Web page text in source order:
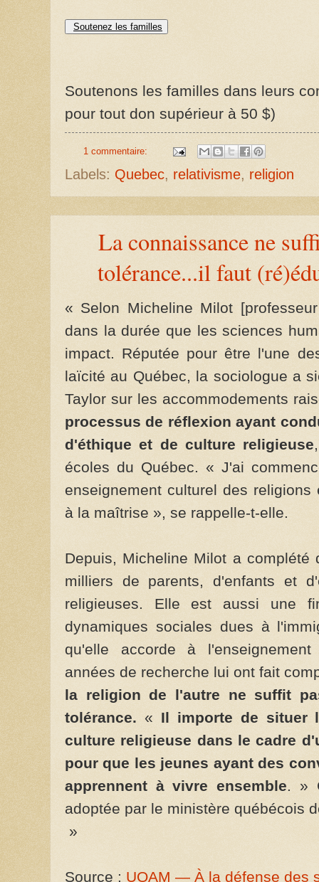
Soutenez les familles
Soutenons les familles dans leurs
pour tout don supérieur à 50 $)
1 commentaire:
Labels: Quebec, relativisme, religion
La connaissance ne
tolérance...il faut
« Selon Micheline Milot
dans la durée que les sciences
impact. Réputée pour être l'une
laïcité au Québec, la sociologue a
Taylor sur les accommodements
processus de réflexion ayant
d'éthique et de culture religieuse
écoles du Québec. « J'ai
enseignement culturel des
à la maîtrise », se rappelle-t-elle.
Depuis, Micheline Milot a
milliers de parents, d'enfants et
religieuses. Elle est aussi une
dynamiques sociales dues à
qu'elle accorde à
années de recherche lui ont fait
la religion de l'autre ne suffit
tolérance. « Il importe de situer
culture religieuse dans le cadre
pour que les jeunes ayant des
apprennent à vivre ensemble. »
adoptée par le ministère québécois
»
Source : UQAM — À la défense des